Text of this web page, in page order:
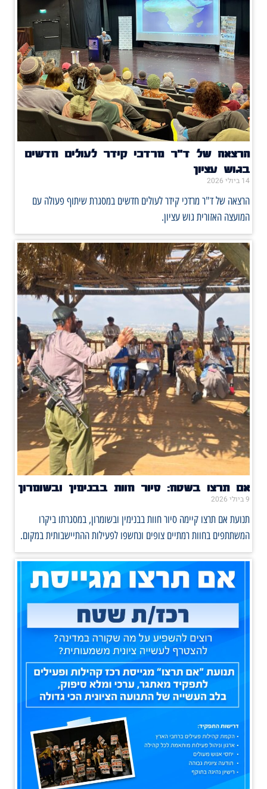
הרצאה של ד"ר מרדכי קידר לעולים חדשים
בגוש עציון
14 ביולי 2026
הרצאה של ד"ר מרדכי קידר לעולים חדשים במסגרת שיתוף פעולה עם
המועצה האזורית גוש עציון.
אם תרצו בשטח: סיור חוות בבנימין ובשומרון
9 ביולי 2026
תנועת אם תרצו קיימה סיור חוות בבנימין ובשומרון, במסגרתו ביקרו
המשתתפים בחוות רמתיים צופים ונחשפו לפעילות ההתיישבותית במקום.